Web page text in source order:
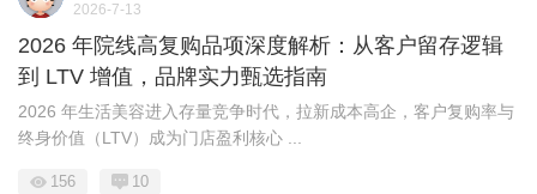
2026-7-13
2026 年院线高复购品项深度解析：从客户留存逻辑
到 LTV 增值，品牌实力甄选指南
2026 年生活美容进入存量竞争时代，拉新成本高企，客户复购率与
终身价值（LTV）成为门店盈利核心 ...
156 10